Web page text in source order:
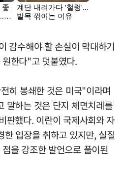
감수해야 할 손실이 막대하기
한다"고 덧붙였다.
히 봉쇄한 것은 미국"이라며
말하는 것은 단지 체면치레를
판했다. 이란이 국제사회와 자
한 입장을 취하고 있지만, 실질
을 강조한 발언으로 풀이된